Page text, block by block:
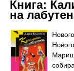
Книга:
на